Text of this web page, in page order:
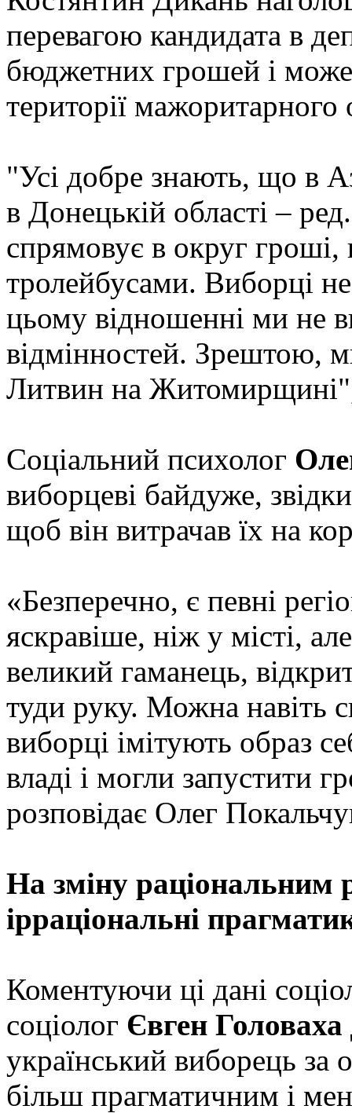
перевагою кандидата в
бюджетних грошей і
території мажоритарного
"Усі добре знають, що в
в Донецькій області –
спрямовує в округ
тролейбусами. Виборці
цьому відношенні ми не
відмінностей. Зрештою,
Литвин на Житомирщині",
Соціальний психолог
виборцеві байдуже,
щоб він витрачав їх на
«Безперечно, є певні
яскравіше, ніж у місті,
великий гаманець,
туди руку. Можна навіть
виборці імітують образ
владі і могли запустити
розповідає Олег
На зміну
ірраціональні
Коментуючи ці дані
соціолог Євген Головаха
український виборець за
більш прагматичним і